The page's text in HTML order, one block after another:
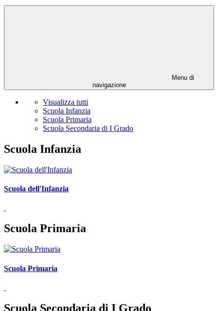
Menu di
navigazione
Visualizza tutti
Scuola Infanzia
Scuola Primaria
Scuola Secondaria di I Grado
Scuola Infanzia
Scuola dell'Infanzia
Scuola Primaria
Scuola Primaria
Scuola Secondaria di I Grado